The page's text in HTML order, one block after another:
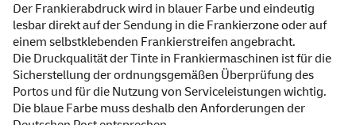
Der Frankierabdruck wird in blauer Farbe und eindeutig
lesbar direkt auf der Sendung in die Frankierzone oder auf
einem selbstklebenden Frankierstreifen angebracht.
Die Druckqualität der Tinte in Frankiermaschinen ist für die
Sicherstellung der ordnungsgemäßen Überprüfung des
Portos und für die Nutzung von Serviceleistungen wichtig.
Die blaue Farbe muss deshalb den Anforderungen der